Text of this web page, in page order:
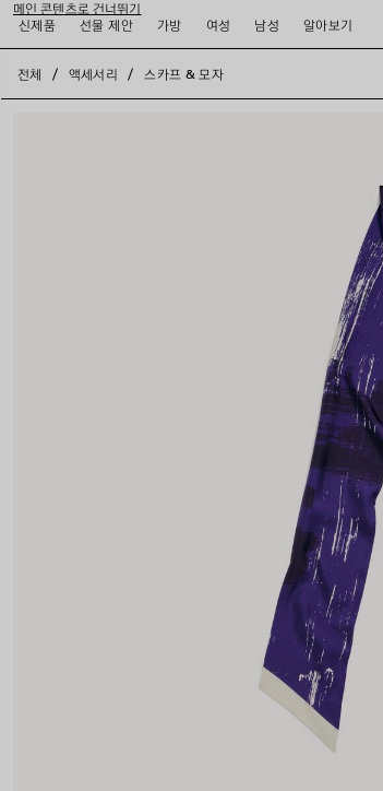
메인 콘텐츠로 건너뛰기
신제품
선물 제안 가방 여성 남성 알아보기
close the banner
전체 액세서리 스카프 & 모자